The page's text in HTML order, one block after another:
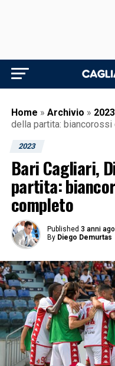
Home » Archivio » 2023
della partita:
2023
Bari Cagliari,
partita:
completo
Published 3 anni ago
By Diego Demurtas